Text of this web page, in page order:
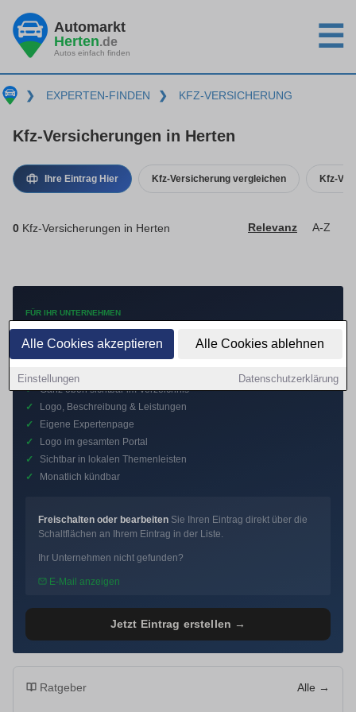
Alle Cookies akzeptieren Alle Cookies ablehnen
Einstellungen Datenschutzerklärung
Automarkt
Herten.de
Autos einfach finden ☰
❯ EXPERTEN-FINDEN ❯ KFZ-VERSICHERUNG
Kfz-Versicherungen in Herten
Ihre Eintrag Hier Kfz-Versicherung vergleichen Kfz-
0 Kfz-Versicherungen in Herten Relevanz A-Z
FÜR IHR UNTERNEHMEN
Mehr Anfragen mit
Premium-Eintrag
✓ Ganz oben sichtbar im Verzeichnis
✓
Logo, Beschreibung & Leistungen
✓
Eigene Expertenpage
✓
Logo im gesamten Portal
✓
Sichtbar in lokalen Themenleisten
✓
Monatlich kündbar
Freischalten oder bearbeiten Sie Ihren Eintrag direkt über die
Schaltflächen an Ihrem Eintrag in der Liste.
Ihr Unternehmen nicht gefunden?
E-Mail anzeigen
Jetzt Eintrag erstellen →
Ratgeber Alle →